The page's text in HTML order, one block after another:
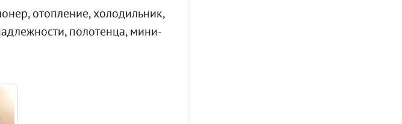
отопление, холодильник,
полотенца, мини-